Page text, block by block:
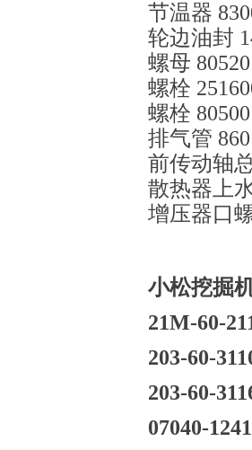
节温器
轮边油封
螺母
螺栓
螺栓
排气管
前传动轴
散热器上
增压器口
小松挖掘
21M-60-
203-60-
203-60-
07040-